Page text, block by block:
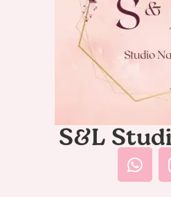
S&L